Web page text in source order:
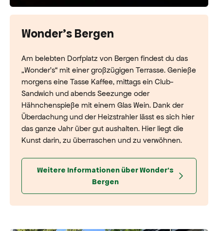
Wonder's Bergen
Am belebten Dorfplatz von Bergen findest du das
„Wonder's“ mit einer großzügigen Terrasse. Genieße
morgens eine Tasse Kaffee, mittags ein Club-
Sandwich und abends Seezunge oder
Hähnchenspieße mit einem Glas Wein. Dank der
Überdachung und der Heizstrahler lässt es sich hier
das ganze Jahr über gut aushalten. Hier liegt die
Kunst darin, zu überraschen und zu verwöhnen.
Weitere Informationen über Wonder's
Bergen